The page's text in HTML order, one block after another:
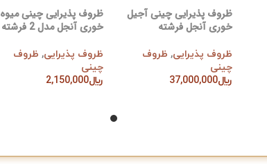
ظروف پذیرایی چینی آجیل
خوری آنجل فرشته
ظروف پذیرایی, ظروف
چینی
﷼37,000,000
ظروف پذیرایی چینی میوه
خوری آنجل مدل 2 فرشته
ظروف پذیرایی, ظروف
چینی
﷼2,150,000